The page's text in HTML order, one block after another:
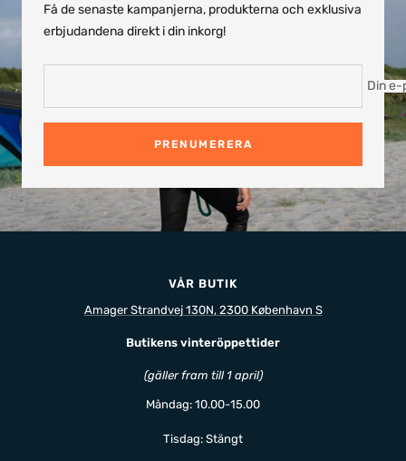
Få de senaste kampanjerna, produkterna och exklusiva
erbjudandena direkt i din inkorg!
Din e-
PRENUMERERA
VÅR BUTIK
Amager Strandvej 130N, 2300 København S
Butikens vinteröppettider
(gäller fram till 1 april)
Måndag: 10.00-15.00
Tisdag: Stängt